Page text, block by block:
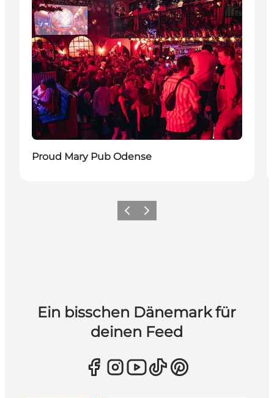
Proud Mary Pub Odense
ZurückWeiter
Ein bisschen Dänemark für
deinen Feed